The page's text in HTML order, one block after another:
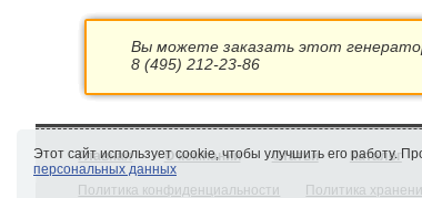
Вы можете заказать этот
8 (495) 212-23-86
Главная О компании Статьи Каталог
Политика конфиденциальности Политика
Этот сайт использует cookie, чтобы улучшить его работу.
персональных данных